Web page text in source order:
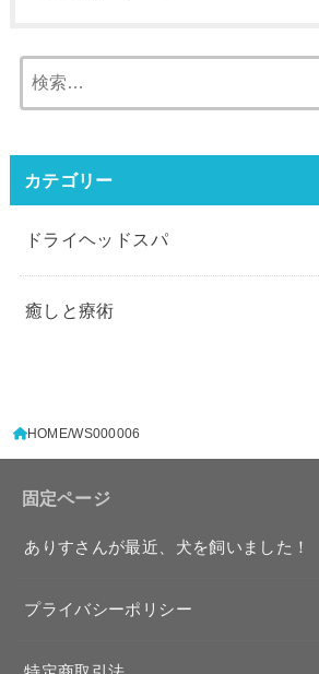
索:
カテゴリー
ドライヘッドスパ
癒しと療術
HOME WS000006
固定ページ
ありすさんが最近、犬を飼いました！
プライバシーポリシー